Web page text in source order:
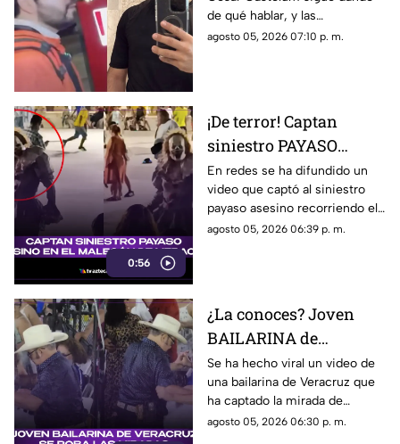
de qué hablar, y las
autoridades de seguridad ya
agosto 05, 2026 07:10 p. m.
0:56
¡De terror! Captan
siniestro PAYASO
ASESINO en el
MALECÓN de Veracruz
(+VIDEO)
En redes se ha difundido un
video que captó al siniestro
payaso asesino recorriendo el
malecón de la ciudad de
agosto 05, 2026 06:39 p. m.
¿La conoces? Joven
BAILARINA de
Veracruz se roba las
miradas por sus
TREMENDOS PASOS
(+VIDEO)
Se ha hecho viral un video de
una bailarina de Veracruz que
ha captado la mirada de
muchos debido a su estilo de
agosto 05, 2026 06:30 p. m.